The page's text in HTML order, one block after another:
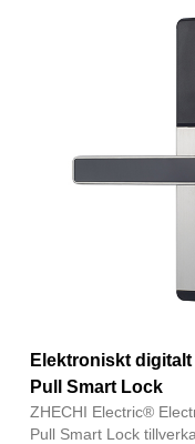
Elektroniskt
Pull Smart Lock
ZHECHI Electric®
Pull Smart Lock